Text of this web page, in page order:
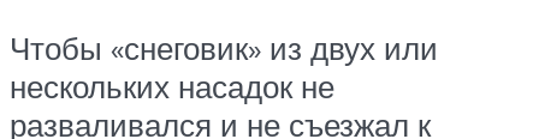
Чтобы «снеговик» из двух или
нескольких насадок не
разваливался и не съезжал к